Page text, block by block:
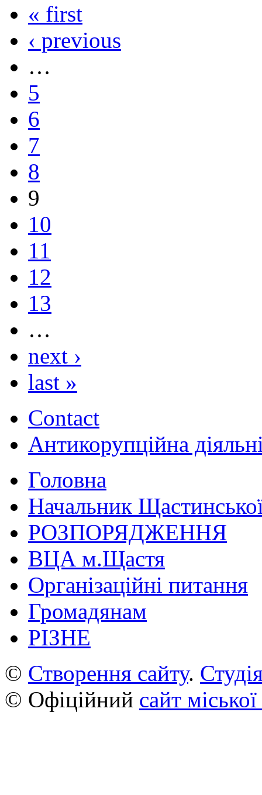
« first
‹ previous
…
5
6
7
8
9
10
11
12
13
…
next ›
last »
Contact
Антикорупційна
Головна
Начальник
РОЗПОРЯДЖЕННЯ
ВЦА м.Щастя
Організаційні питання
Громадянам
РІЗНЕ
© Створення сайту.
© Офіційний сайт